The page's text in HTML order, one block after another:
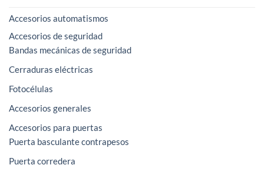
Accesorios automatismos
Accesorios de seguridad
Bandas mecánicas de seguridad
Cerraduras eléctricas
Fotocélulas
Accesorios generales
Accesorios para puertas
Puerta basculante contrapesos
Puerta corredera